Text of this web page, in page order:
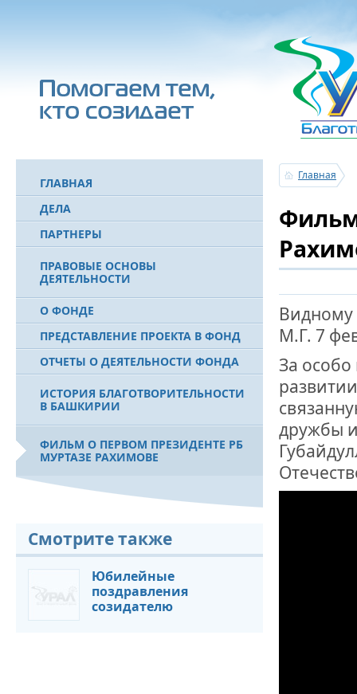
ГЛАВНАЯ
ДЕЛА
ПАРТНЕРЫ
ПРАВОВЫЕ ОСНОВЫ
ДЕЯТЕЛЬНОСТИ
О ФОНДЕ
ПРЕДСТАВЛЕНИЕ ПРОЕКТА В ФОНД
ОТЧЕТЫ О ДЕЯТЕЛЬНОСТИ ФОНДА
ИСТОРИЯ БЛАГОТВОРИТЕЛЬНОСТИ
В БАШКИРИИ
ФИЛЬМ О ПЕРВОМ ПРЕЗИДЕНТЕ РБ
МУРТАЗЕ РАХИМОВЕ
Смотрите также
Юбилейные
поздравления
созидателю
Главная
Видному
М.Г. 7
За
дружбы